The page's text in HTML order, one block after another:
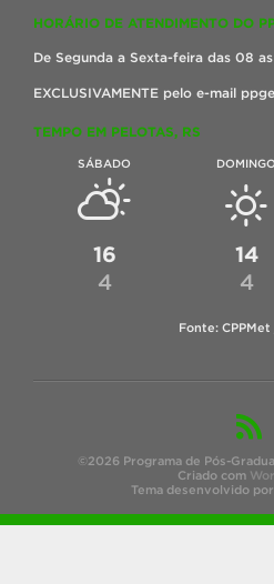
HORÁRIO DE ATENDIMENTO DO
De Segunda a Sexta-feira das 08 as
EXCLUSIVAMENTE pelo e-mail
TEMPO EM PELOTAS, RS
SÁBADO
16
4
DOMINGO
14
4
Fonte: CPPMet
©2026 Programa de Pós-
Criado com
Tema desenvolvido por